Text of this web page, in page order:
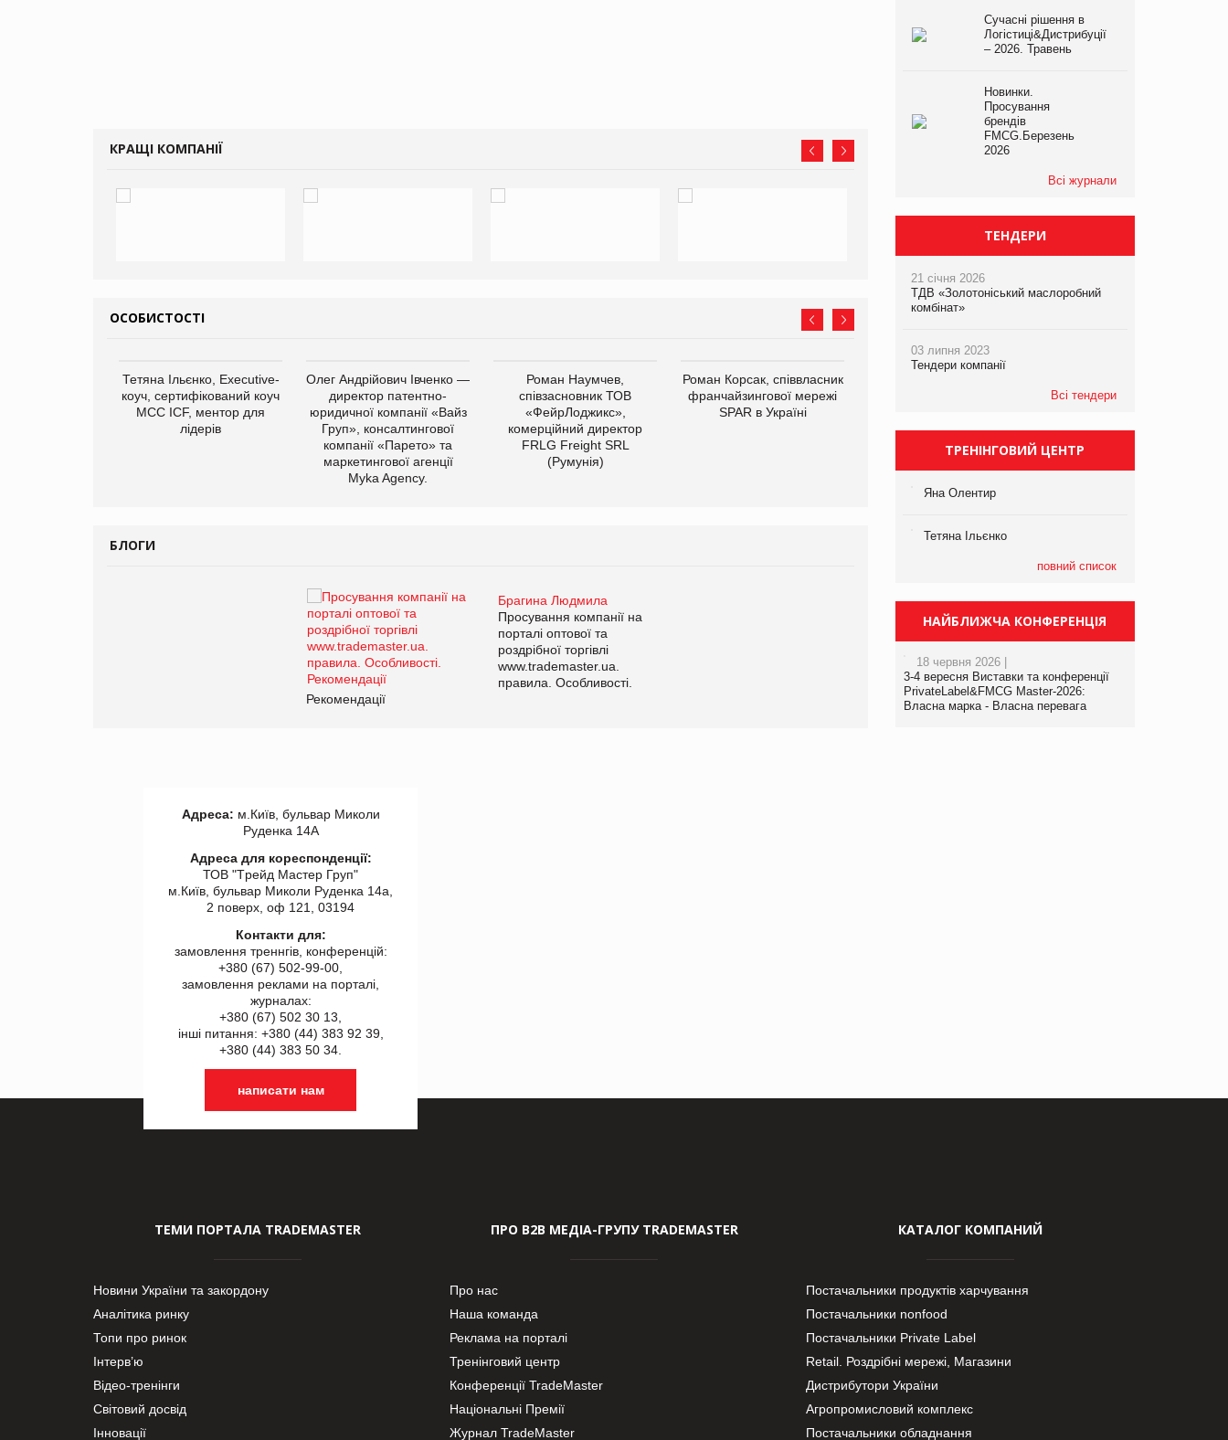
КРАЩІ КОМПАНІЇ
ОСОБИСТОСТІ
Тетяна Ільєнко, Executive-
коуч, сертифікований коуч
МСС ICF, ментор для
лідерів
Олег Андрійович Івченко —
директор патентно-
юридичної компанії «Вайз
Груп», консалтингової
компанії «Парето» та
маркетингової агенції
Myka Agency.
Роман Наумчев,
співзасновник ТОВ
«ФейрЛоджикс»,
комерційний директор
FRLG Freight SRL
(Румунія)
Роман Корсак, співвласник
франчайзингової мережі
SPAR в Україні
виробництва
компанії «УкраМарин»
БЛОГИ
Брагина Людмила
Просування компанії на
порталі оптової та
роздрібної торгівлі
www.trademaster.ua.
правила. Особливості.
Рекомендації
Брагина Людмила
Просування компанії на
www.trademaster.ua.
правила. Особливості.
Сучасні рішення в
Логістиці&Дистрибуції
– 2026. Травень
Новинки.
Просування
брендів
FMCG.Березень
2026
Всі журнали
ТЕНДЕРИ
21 січня 2026
ТДВ «Золотоніський маслоробний
комбінат»
03 липня 2023
Тендери компанії
Всі тендери
ТРЕНІНГОВИЙ ЦЕНТР
Яна Олентир
Тетяна Ільєнко
повний список
НАЙБЛИЖЧА КОНФЕРЕНЦІЯ
18 червня 2026 |
3-4 вересня Виставки та конференції
PrivateLabel&FMCG Master-2026:
Власна марка - Власна перевага
Адреса: м.Київ, бульвар Миколи
Руденка 14А
Адреса для кореспонденції:
ТОВ "Tрейд Мастер Груп"
м.Київ, бульвар Миколи Руденка 14а,
2 поверх, оф 121, 03194
Контакти для:
замовлення треннгів, конференцій:
+380 (67) 502-99-00,
замовлення реклами на порталі,
журналах:
+380 (67) 502 30 13,
інші питання: +380 (44) 383 92 39,
+380 (44) 383 50 34.
написати нам
ТЕМИ ПОРТАЛА TRADEMASTER
Новини України та закордону
Аналітика ринку
Топи про ринок
Інтерв’ю
Відео-тренінги
Світовий досвід
Інновації
ПРО В2В МЕДІА-ГРУПУ TRADEMASTER
Про нас
Наша команда
Реклама на порталі
Тренінговий центр
Конференції TradeMaster
Національні Премії
Журнал TradeMaster
КАТАЛОГ КОМПАНИЙ
Постачальники продуктів харчування
Постачальники nonfood
Постачальники Private Label
Retail. Роздрібні мережі, Магазини
Дистрибутори України
Агропромисловий комплекс
Постачальники обладнання